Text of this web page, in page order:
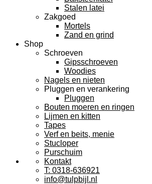
Stalen latei
Zakgoed
Mortels
Zand en grind
Shop
Schroeven
Gipsschroeven
Woodies
Nagels en nieten
Pluggen en verankering
Pluggen
Bouten moeren en ringen
Lijmen en kitten
Tapes
Verf en beits, menie
Stucloper
Purschuim
Kontakt
T: 0318-636921
info@tulpbijl.nl